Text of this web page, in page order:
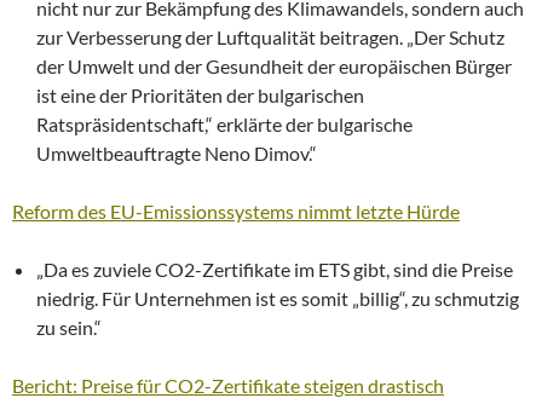
nicht nur zur Bekämpfung des Klimawandels, sondern auch
zur Verbesserung der Luftqualität beitragen. „Der Schutz
der Umwelt und der Gesundheit der europäischen Bürger
ist eine der Prioritäten der bulgarischen
Ratspräsidentschaft,“ erklärte der bulgarische
Umweltbeauftragte Neno Dimov.“
Reform des EU-Emissionssystems nimmt letzte Hürde
„Da es zuviele CO2-Zertifikate im ETS gibt, sind die Preise
niedrig. Für Unternehmen ist es somit „billig“, zu schmutzig
zu sein.“
Bericht: Preise für CO2-Zertifikate steigen drastisch